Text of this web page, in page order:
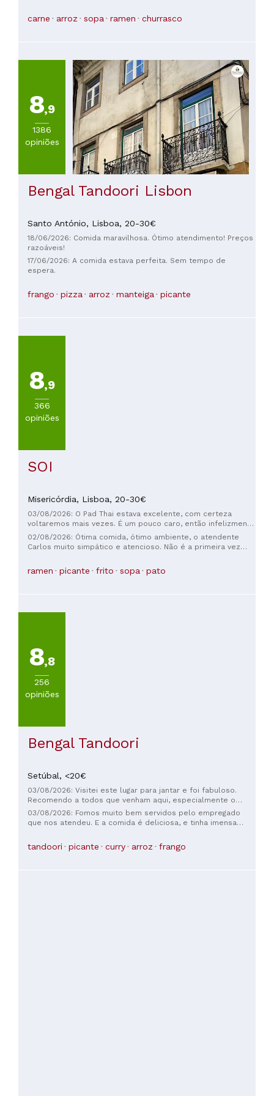
carne arroz sopa ramen churrasco
8,9
1386
opiniões
Bengal Tandoori Lisbon
Santo António, Lisboa, 20-30€
18/06/2026: Comida maravilhosa. Ótimo atendimento! Preços
razoáveis!
17/06/2026: A comida estava perfeita. Sem tempo de
espera.
frango pizza arroz manteiga picante
8,9
366
opiniões
SOI
Misericórdia, Lisboa, 20-30€
03/08/2026: O Pad Thai estava excelente, com certeza
voltaremos mais vezes. É um pouco caro, então infelizmente
não podemos ir com muita frequência :)
02/08/2026: Ótima comida, ótimo ambiente, o atendente
Carlos muito simpático e atencioso. Não é a primeira vez
ramen picante frito sopa pato
8,8
256
opiniões
Bengal Tandoori
Setúbal, <20€
03/08/2026: Visitei este lugar para jantar e foi fabuloso.
Recomendo a todos que venham aqui, especialmente o
frango tandoori e o pão naan, que são simplesmente
deliciosos.
03/08/2026: Fomos muito bem servidos pelo empregado
que nos atendeu. E a comida é deliciosa, e tinha imensa
tandoori picante curry arroz frango